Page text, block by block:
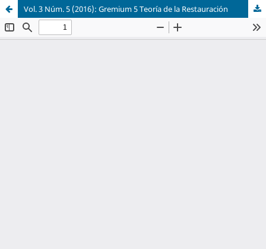
Vol. 3 Núm. 5 (2016): Gremium 5 Teoría de la Restauración